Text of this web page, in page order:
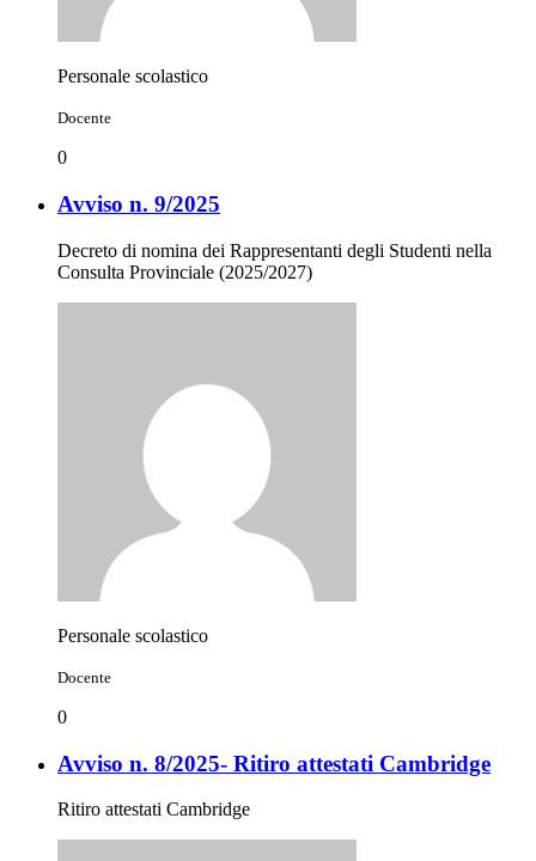
Personale scolastico
Docente
0
Avviso n. 9/2025
Decreto di nomina dei Rappresentanti degli Studenti nella
Consulta Provinciale (2025/2027)
Personale scolastico
Docente
0
Avviso n. 8/2025- Ritiro attestati Cambridge
Ritiro attestati Cambridge